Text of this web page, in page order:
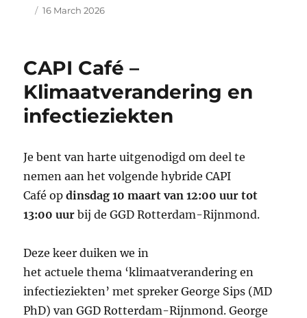
Author
Posted
16 March 2026
CAPI Café –
Klimaatverandering en
infectieziekten
Je bent van harte uitgenodigd om deel te
nemen aan het volgende hybride CAPI
Café opdinsdag 10 maart van 12:00 uur tot
13:00 uur bij de GGD Rotterdam-Rijnmond.
Deze keer duiken we in
het actuele thema ‘klimaatverandering en
infectieziekten’ met spreker George Sips (MD
PhD) van GGD Rotterdam-Rijnmond. George